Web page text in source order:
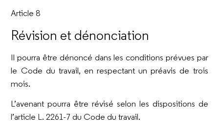
Article 8
Révision et dénonciation
Il pourra être dénoncé dans les conditions prévues par
le Code du travail, en respectant un préavis de trois
mois.
L’avenant pourra être révisé selon les dispositions de
l’article L. 2261-7 du Code du travail.